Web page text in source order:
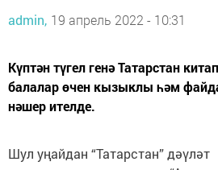
admin, 19 апрель 2022 - 10:31
Күптән түгел генә Татарстан
балалар өчен кызыклы һәм
нәшер ителде.
Шул уңайдан “Татарстан” дәүләт